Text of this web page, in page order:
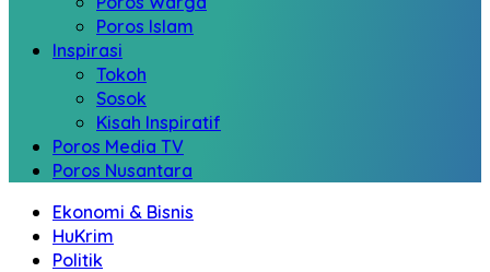
Poros Islam
Inspirasi
Tokoh
Sosok
Kisah Inspiratif
Poros Media TV
Poros Nusantara
Ekonomi & Bisnis
HuKrim
Politik